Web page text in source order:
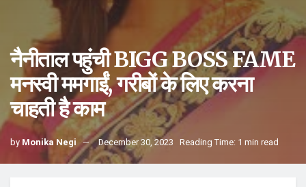
नैनीताल पहुंची BIGG BOSS FAME
मनस्वी ममगाईं, गरीबों के लिए करना
चाहती है काम
by Monika Negi December 30, 2023 Reading Time: 1 min read